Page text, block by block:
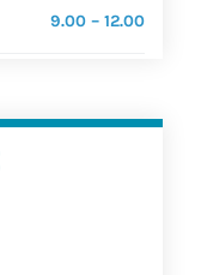
9.00 – 12.00